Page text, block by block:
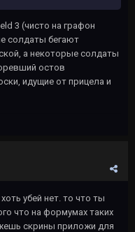
3 (чисто на графон
солдаты бегают
а некоторые солдаты
остов
идущие от прицела и
убей нет. то что ты
что на формумах таких
скрины приложи для